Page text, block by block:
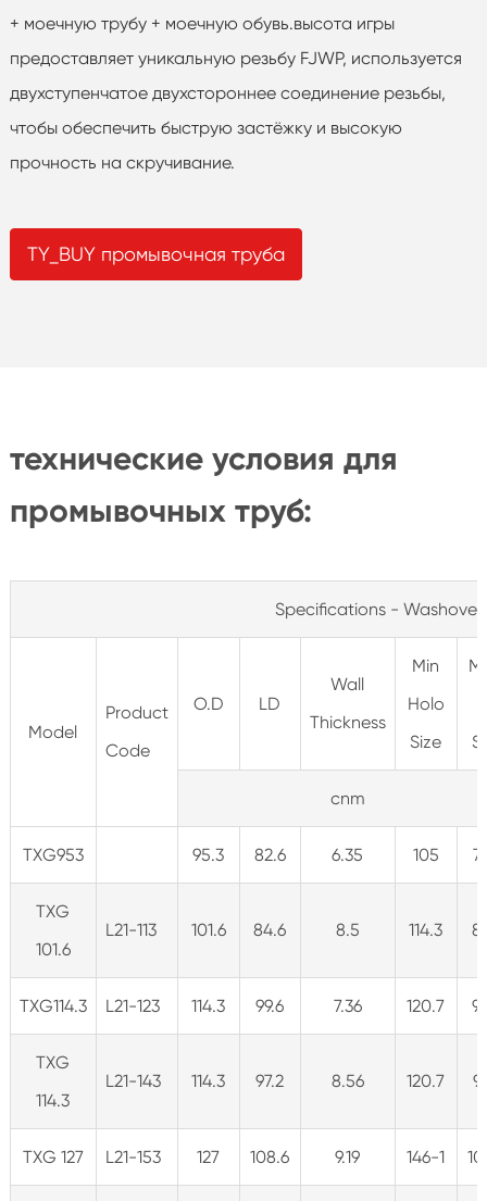
+ моечную трубу + моечную обувь.высота игры
предоставляет уникальную резьбу FJWP, используется
двухступенчатое двухстороннее соединение резьбы,
чтобы обеспечить быструю застёжку и высокую
прочность на скручивание.
TY_BUY промывочная труба
технические условия для
промывочных труб:
Specifications - Washover
Model
Product
Code
O.D LD
Wall
Thickness
Min
Holo
Size
cnm
TXG953 95.3 82.6 6.35 105
TXG
101.6
L21-113 101.6 84.6 8.5 114.3
TXG114.3 L21-123 114.3 99.6 7.36 120.7
TXG
114.3
L21-143 114.3 97.2 8.56 120.7
TXG 127 L21-153 127 108.6 9.19 146-1